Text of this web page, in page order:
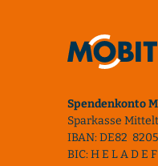
Spendenkonto
Sparkasse
IBAN: DE82
BIC: H E L A D E